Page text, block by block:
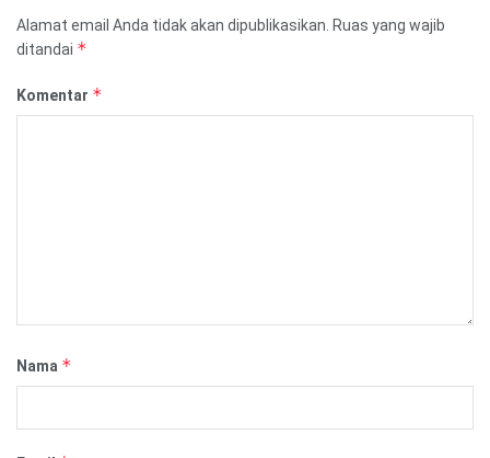
Alamat email Anda tidak akan dipublikasikan. Ruas yang wajib
ditandai *
Komentar *
Nama *